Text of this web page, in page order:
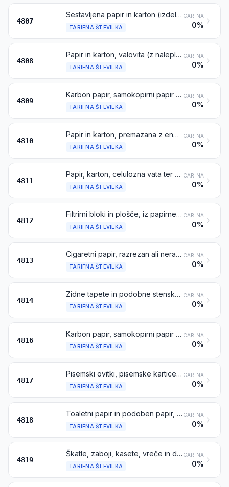
4807
Sestavljena papir in karton (izdelana z lepljenjem ravnih slojev papirja ali kartona), površinsko nepremazana ali neimpregnirana, znotraj ojačena ali neojačena, v zvitkih ali listih
TARIFNA ŠTEVILKA
CARINA
0%
4808
Papir in karton, valovita (z nalepljenimi ravnimi površinskimi listi ali brez njih), nabrana (krep, plisirana), reliefna ali luknjana, v zvitkih ali listih, razen tistih iz tarifne številke 4803
TARIFNA ŠTEVILKA
CARINA
0%
4809
Karbon papir, samokopirni papir in drug papir za kopiranje ali prenašanje (vključno premazan ali impregniran papir za razmnoževalne matrice ali ofsetne plošče), tiskan ali netiskan, v zvitkih ali listih
TARIFNA ŠTEVILKA
CARINA
0%
4810
Papir in karton, premazana z ene ali z obeh strani s kaolinom ali drugimi anorganskimi snovmi, z vezivom ali brez njega, toda brez drugega premaza, površinsko barvana ali nebarvana, okrašena ali neokrašena, tiskana ali netiskana, v zvitkih ali pravokotnih (vključno kvadratnih) listih, katere koli velikosti
TARIFNA ŠTEVILKA
CARINA
0%
4811
Papir, karton, celulozna vata ter koprena iz celuloznih vlaken, premazani, impregnirani, prekriti, površinsko barvani, površinsko okrašeni ali tiskani, v zvitkih ali pravokotnih (vključno kvadratnih) listih, poljubne velikosti, razen izdelkov iz tarifne številke 4803, 4809 ali 4810
TARIFNA ŠTEVILKA
CARINA
0%
4812
Filtrirni bloki in plošče, iz papirne pulpe
TARIFNA ŠTEVILKA
CARINA
0%
4813
Cigaretni papir, razrezan ali nerazrezan v določene velikosti ali v obliki knjižic ali cevk
TARIFNA ŠTEVILKA
CARINA
0%
4814
Zidne tapete in podobne stenske obloge iz papirja; prozorni papir za okna
TARIFNA ŠTEVILKA
CARINA
0%
4816
Karbon papir, samokopirni papir in drug papir za kopiranje ali prenašanje, razen tistih iz tarifne številke 4809; matrice za razmnoževanje in ofsetne plošče iz papirja, v škatlah ali brez škatel
TARIFNA ŠTEVILKA
CARINA
0%
4817
Pisemski ovitki, pisemske kartice, dopisnice in karte za dopisovanje brez slike, iz papirja ali kartona; kompleti za dopisovanje v škatlah, vrečkah, notesih in podobnih pakiranjih iz papirja ali kartona
TARIFNA ŠTEVILKA
CARINA
0%
4818
Toaletni papir in podoben papir, celulozna vata ali koprena iz celuloznih vlaken, ki se uporablja v gospodinjstvu ali za sanitarne namene, v zvitkih širine do vključno 36 cm ali razrezan na velikost ali oblike; robci, listi za odstranjevanje ličila, ročne brisače, namizni prti, serviete, rjuhe in podobni predmeti za gospodinjstvo, bolnišnice ali sanitarne potrebe, oblačilni predmeti in oblačilni dodatki iz papirne pulpe, papirja, celulozne vate ali iz listov ali trakov iz celuloznih vlaken
TARIFNA ŠTEVILKA
CARINA
0%
4819
Škatle, zaboji, kasete, vreče in drugi izdelki za pakiranje, iz papirja, kartona, celulozne vate ali koprene iz celuloznih vlaken; kartonažni izdelki, iz papirja ali kartona, ki se uporabljajo v pisarnah, trgovinah ali podobno
TARIFNA ŠTEVILKA
CARINA
0%